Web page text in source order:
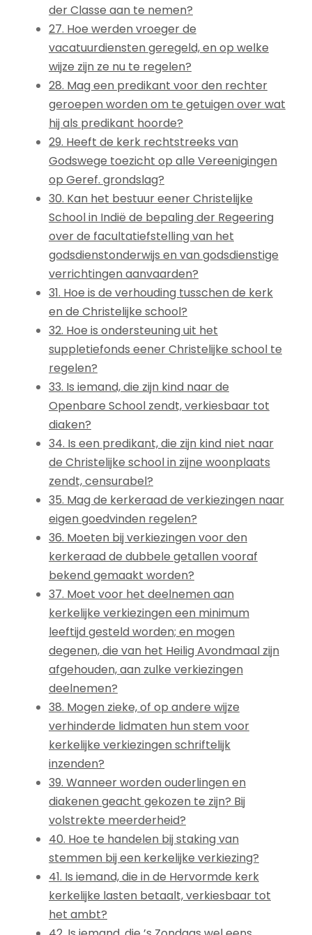
der Classe aan te nemen?
27. Hoe werden vroeger de
vacatuurdiensten geregeld, en op welke
wijze zijn ze nu te regelen?
28. Mag een predikant voor den rechter
geroepen worden om te getuigen over wat
hij als predikant hoorde?
29. Heeft de kerk rechtstreeks van
Godswege toezicht op alle Vereenigingen
op Geref. grondslag?
30. Kan het bestuur eener Christelijke
School in Indië de bepaling der Regeering
over de facultatiefstelling van het
godsdienstonderwijs en van godsdienstige
verrichtingen aanvaarden?
31. Hoe is de verhouding tusschen de kerk
en de Christelijke school?
32. Hoe is ondersteuning uit het
suppletiefonds eener Christelijke school te
regelen?
33. Is iemand, die zijn kind naar de
Openbare School zendt, verkiesbaar tot
diaken?
34. Is een predikant, die zijn kind niet naar
de Christelijke school in zijne woonplaats
zendt, censurabel?
35. Mag de kerkeraad de verkiezingen naar
eigen goedvinden regelen?
36. Moeten bij verkiezingen voor den
kerkeraad de dubbele getallen vooraf
bekend gemaakt worden?
37. Moet voor het deelnemen aan
kerkelijke verkiezingen een minimum
leeftijd gesteld worden; en mogen
degenen, die van het Heilig Avondmaal zijn
afgehouden, aan zulke verkiezingen
deelnemen?
38. Mogen zieke, of op andere wijze
verhinderde lidmaten hun stem voor
kerkelijke verkiezingen schriftelijk
inzenden?
39. Wanneer worden ouderlingen en
diakenen geacht gekozen te zijn? Bij
volstrekte meerderheid?
40. Hoe te handelen bij staking van
stemmen bij een kerkelijke verkiezing?
41. Is iemand, die in de Hervormde kerk
kerkelijke lasten betaalt, verkiesbaar tot
het ambt?